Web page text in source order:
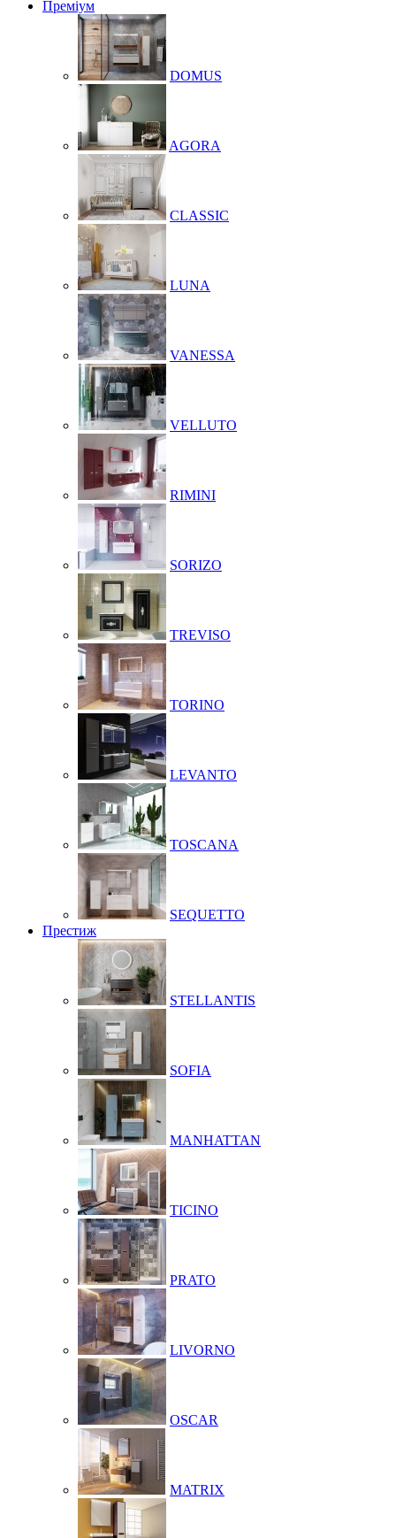
Преміум
DOMUS
AGORA
CLASSIC
LUNA
VANESSA
VELLUTO
RIMINI
SORIZO
TREVISO
TORINO
LEVANTO
TOSCANA
SEQUETTO
Престиж
STELLANTIS
SOFIA
MANHATTAN
TICINO
PRATO
LIVORNO
OSCAR
MATRIX